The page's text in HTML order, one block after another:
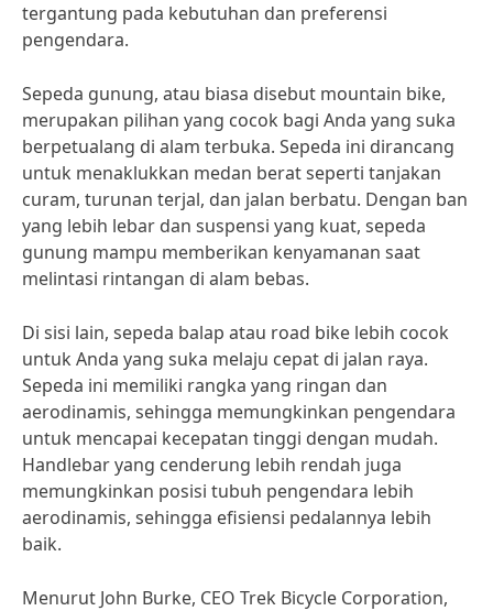
tergantung pada kebutuhan dan preferensi
pengendara.
Sepeda gunung, atau biasa disebut mountain bike,
merupakan pilihan yang cocok bagi Anda yang suka
berpetualang di alam terbuka. Sepeda ini dirancang
untuk menaklukkan medan berat seperti tanjakan
curam, turunan terjal, dan jalan berbatu. Dengan ban
yang lebih lebar dan suspensi yang kuat, sepeda
gunung mampu memberikan kenyamanan saat
melintasi rintangan di alam bebas.
Di sisi lain, sepeda balap atau road bike lebih cocok
untuk Anda yang suka melaju cepat di jalan raya.
Sepeda ini memiliki rangka yang ringan dan
aerodinamis, sehingga memungkinkan pengendara
untuk mencapai kecepatan tinggi dengan mudah.
Handlebar yang cenderung lebih rendah juga
memungkinkan posisi tubuh pengendara lebih
aerodinamis, sehingga efisiensi pedalannya lebih
baik.
Menurut John Burke, CEO Trek Bicycle Corporation,